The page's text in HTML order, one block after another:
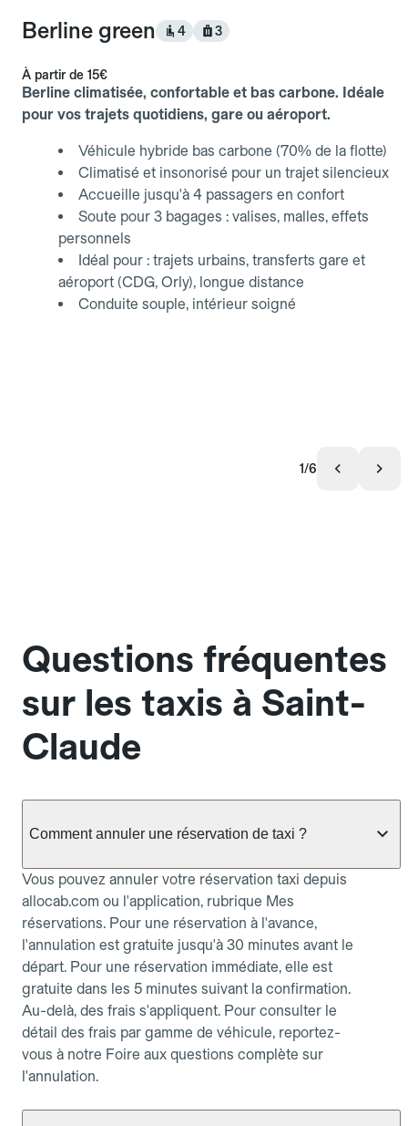
Berline green 4 3
À partir de 15€
Berline climatisée, confortable et bas carbone. Idéale
pour vos trajets quotidiens, gare ou aéroport.
Véhicule hybride bas carbone (70% de la flotte)
Climatisé et insonorisé pour un trajet silencieux
Accueille jusqu'à 4 passagers en confort
Soute pour 3 bagages : valises, malles, effets
personnels
Idéal pour : trajets urbains, transferts gare et
aéroport (CDG, Orly), longue distance
Conduite souple, intérieur soigné
1/6
Questions fréquentes
sur les taxis à Saint-
Claude
Comment annuler une réservation de taxi ?
Vous pouvez annuler votre réservation taxi depuis
allocab.com ou l'application, rubrique Mes
réservations. Pour une réservation à l'avance,
l'annulation est gratuite jusqu'à 30 minutes avant le
départ. Pour une réservation immédiate, elle est
gratuite dans les 5 minutes suivant la confirmation.
Au-delà, des frais s'appliquent. Pour consulter le
détail des frais par gamme de véhicule, reportez-
vous à notre Foire aux questions complète sur
l'annulation.